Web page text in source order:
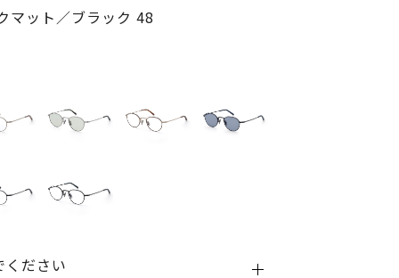
マット／ブラック 48
ください